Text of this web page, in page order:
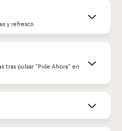
y refresco
tras pulsar "Pide Ahora" en